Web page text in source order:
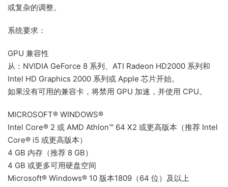
或复杂的调整。
系统要求：
GPU 兼容性
从：NVIDIA GeForce 8 系列、ATI Radeon HD2000 系列和
Intel HD Graphics 2000 系列或 Apple 芯片开始。
如果没有可用的兼容卡，将禁用 GPU 加速，并使用 CPU。
MICROSOFT® WINDOWS®
Intel Core® 2 ​​或 AMD Athlon™ 64 X2 或更高版本（推荐 Intel
Core® i5 或更高版本）
4 GB 内存（推荐 8 GB）
4 GB 或更多可用硬盘空间
Microsoft® Windows® 10 版本1809（64 位）及以上